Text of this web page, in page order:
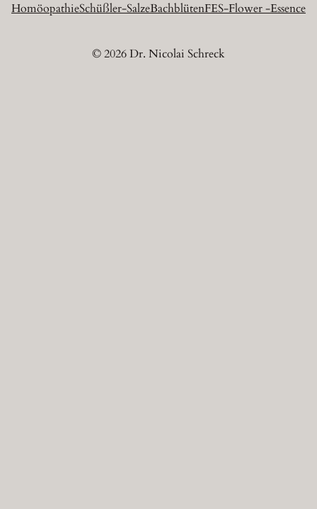
HomöopathieSchüßler-SalzeBachblütenFES-Flower -Essence
© 2026 Dr. Nicolai Schreck